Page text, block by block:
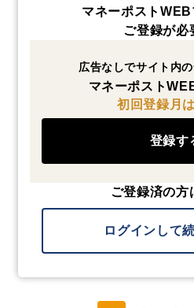
マネーポスト
ご登録が必
広告なしでサイト内
マネーポスト
初回登録月
登録す
ご登録済の方
ログインして